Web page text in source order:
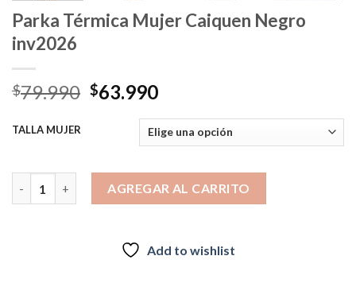
Parka Térmica Mujer Caiquen Negro
inv2026
$79.990 El
original
$79.990.
$63.990El
actual
es:
$63.990.
TALLA MUJER
AGREGAR AL CARRITO
Add to wishlist